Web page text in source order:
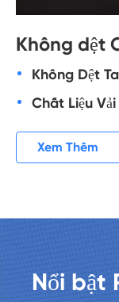
Không dệt
Không Dệt
Chất Liệu
Xem Thêm
Nổi bật